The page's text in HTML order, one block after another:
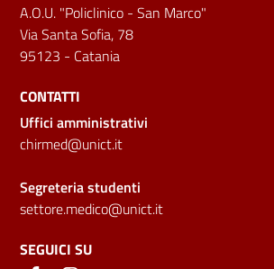
A.O.U. "Policlinico - San Marco"
Via Santa Sofia, 78
95123 - Catania
CONTATTI
Uffici amministrativi
chirmed@unict.it
Segreteria studenti
settore.medico@unict.it
SEGUICI SU